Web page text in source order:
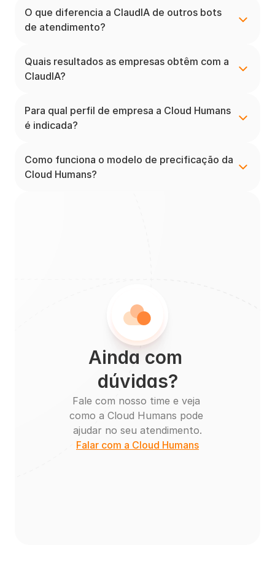
O que diferencia a ClaudIA de outros bots
de atendimento?
Quais resultados as empresas obtêm com a
ClaudIA?
Para qual perfil de empresa a Cloud Humans
é indicada?
Como funciona o modelo de precificação da
Cloud Humans?
Ainda com
dúvidas?
Fale com nosso time e veja
como a Cloud Humans pode
ajudar no seu atendimento.
Falar com a Cloud Humans